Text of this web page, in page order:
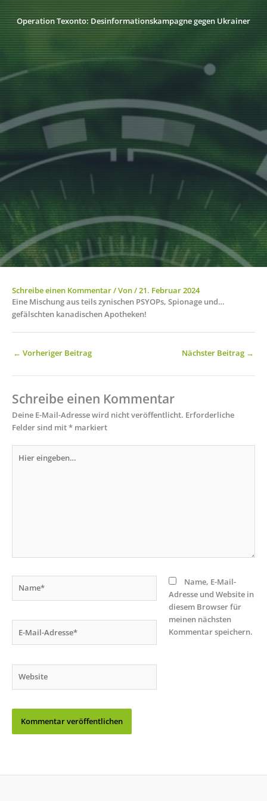
Operation Texonto: Desinformationskampagne gegen Ukrainer
Schreibe einen Kommentar/ Von/21. Februar 2024
Eine Mischung aus teils zynischen PSYOPs, Spionage und…
gefälschten kanadischen Apotheken!
← Vorheriger Beitrag Nächster Beitrag →
Schreibe einen Kommentar
Deine E-Mail-Adresse wird nicht veröffentlicht. Erforderliche
Felder sind mit* markiert
eingeben…
Mail-
Name, E-Mail-
Adresse und Website in
diesem Browser für
meinen nächsten
Kommentar speichern.